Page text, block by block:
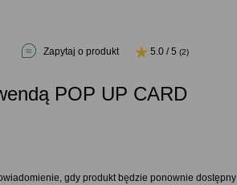
Zapytaj o produkt 5.0 / 5(2)
POP UP CARD
gdy produkt będzie ponownie dostępny